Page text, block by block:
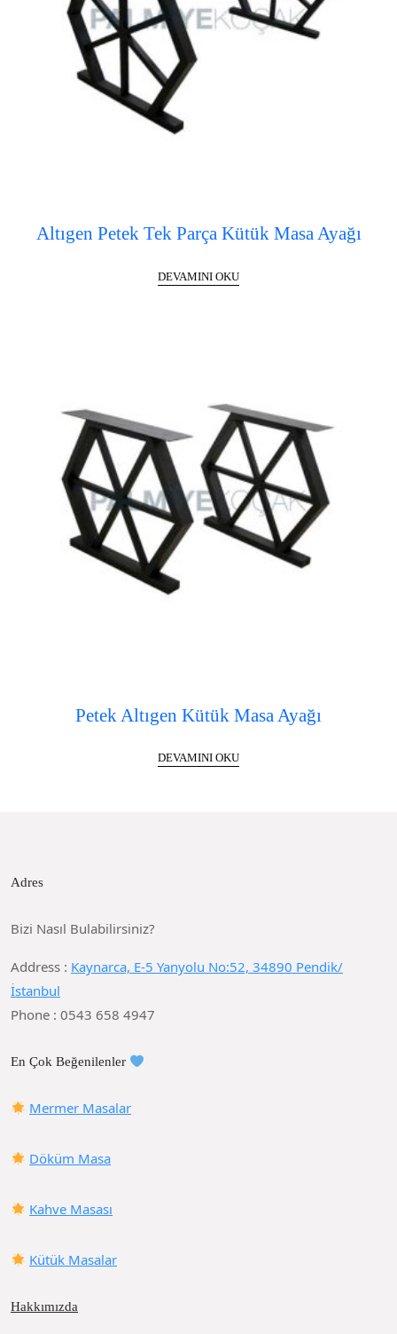
Altıgen Petek Tek Parça Kütük Masa Ayağı
DEVAMINI OKU
Petek Altıgen Kütük Masa Ayağı
DEVAMINI OKU
Adres
Bizi Nasıl Bulabilirsiniz?
Address : Kaynarca, E-5 Yanyolu No:52, 34890 Pendik/
İstanbul
Phone : 0543 658 4947
En Çok Beğenilenler
Mermer Masalar
Döküm Masa
Kahve Masası
Kütük Masalar
Hakkımızda